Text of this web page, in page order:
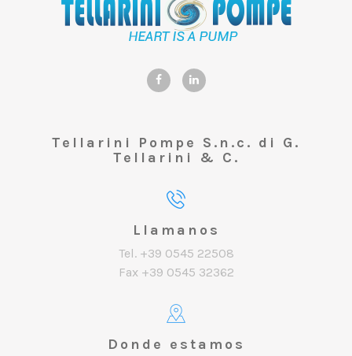
Tellarini Pompe S.n.c. di G.
Tellarini & C.
Llamanos
Tel. +39 0545 22508
Fax +39 0545 32362
Donde estamos